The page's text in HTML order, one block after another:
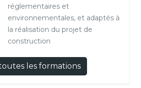
réglementaires et
environnementales, et adaptés à
la réalisation du projet de
construction
les formations